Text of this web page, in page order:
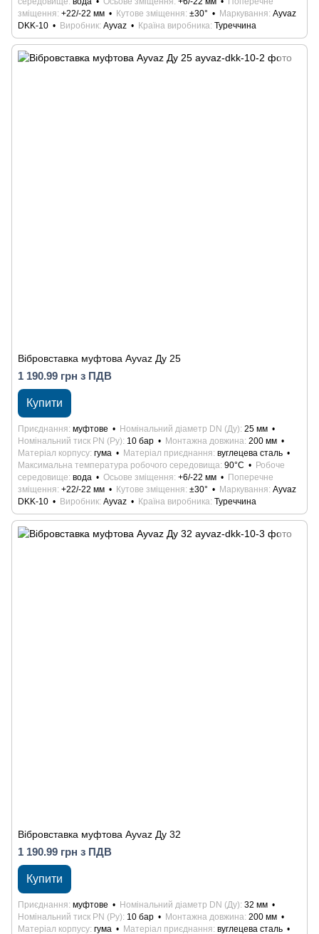
зміщення +22/-22 мм Кутове зміщення ±30° Маркування Ayvaz
DKK-10
Виробник Ayvaz Країна виробника Туреччина
Вібровставка муфтова Ayvaz Ду 25
1 190.99 грн з ПДВ
Купити
Приєднання муфтове Номінальний діаметр DN (Ду) 25 мм
Номінальний тиск PN (Ру) 10 бар Монтажна довжина 200 мм
Матеріал корпусу гума Матеріал приєднання вуглецева сталь
Максимальна температура робочого середовища 90°С
Робоче
середовище вода Осьове зміщення +6/-22 мм
Поперечне
зміщення +22/-22 мм Кутове зміщення ±30° Маркування Ayvaz
DKK-10
Виробник Ayvaz Країна виробника Туреччина
Вібровставка муфтова Ayvaz Ду 32
1 190.99 грн з ПДВ
Купити
Приєднання муфтове Номінальний діаметр DN (Ду) 32 мм
Номінальний тиск PN (Ру) 10 бар Монтажна довжина 200 мм
Матеріал корпусу гума Матеріал приєднання вуглецева сталь